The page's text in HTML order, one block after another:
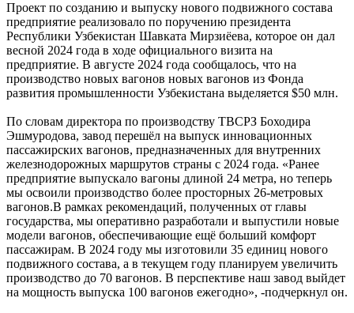
Проект по созданию и выпуску нового подвижного состава
предприятие реализовало по поручению президента
Республики Узбекистан Шавката Мирзиёева, которое он дал
весной 2024 года в ходе официального визита на
предприятие. В августе 2024 года сообщалось, что на
производство новых вагонов новых вагонов из Фонда
развития промышленности Узбекистана выделяется $50 млн.
По словам директора по производству ТВСРЗ Боходира
Эшмуродова, завод перешёл на выпуск инновационных
пассажирских вагонов, предназначенных для внутренних
железнодорожных маршрутов страны с 2024 года. «Ранее
предприятие выпускало вагоны длиной 24 метра, но теперь
мы освоили производство более просторных 26-метровых
вагонов.В рамках рекомендаций, полученных от главы
государства, мы оперативно разработали и выпустили новые
модели вагонов, обеспечивающие ещё больший комфорт
пассажирам. В 2024 году мы изготовили 35 единиц нового
подвижного состава, а в текущем году планируем увеличить
производство до 70 вагонов. В перспективе наш завод выйдет
на мощность выпуска 100 вагонов ежегодно», -подчеркнул он.